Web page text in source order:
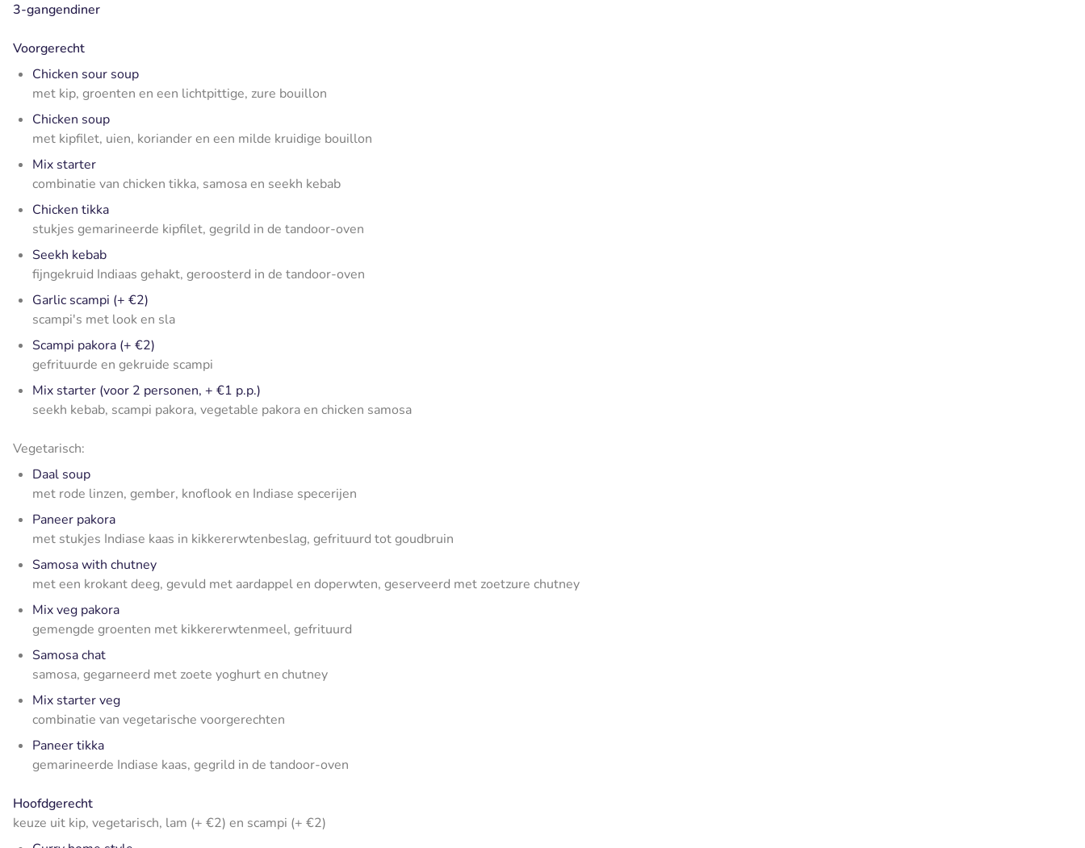
3-gangendiner
Voorgerecht
Chicken sour soup
met kip, groenten en een lichtpittige, zure bouillon
Chicken soup
met kipfilet, uien, koriander en een milde kruidige bouillon
Mix starter
combinatie van chicken tikka, samosa en seekh kebab
Chicken tikka
stukjes gemarineerde kipfilet, gegrild in de tandoor-oven
Seekh kebab
fijngekruid Indiaas gehakt, geroosterd in de tandoor-oven
Garlic scampi (+ €2)
scampi's met look en sla
Scampi pakora (+ €2)
gefrituurde en gekruide scampi
Mix starter (voor 2 personen, + €1 p.p.)
seekh kebab, scampi pakora, vegetable pakora en chicken samosa
Vegetarisch:
Daal soup
met rode linzen, gember, knoflook en Indiase specerijen
Paneer pakora
met stukjes Indiase kaas in kikkererwtenbeslag, gefrituurd tot goudbruin
Samosa with chutney
met een krokant deeg, gevuld met aardappel en doperwten, geserveerd met zoetzure chutney
Mix veg pakora
gemengde groenten met kikkererwtenmeel, gefrituurd
Samosa chat
samosa, gegarneerd met zoete yoghurt en chutney
Mix starter veg
combinatie van vegetarische voorgerechten
Paneer tikka
gemarineerde Indiase kaas, gegrild in de tandoor-oven
Hoofdgerecht
keuze uit kip, vegetarisch, lam (+ €2) en scampi (+ €2)